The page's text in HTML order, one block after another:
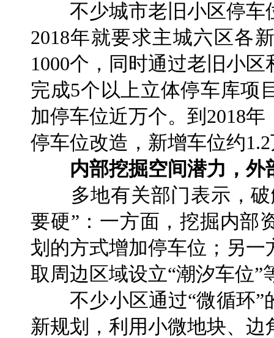
不少城市老旧小区停车
2018年就要求主城六区各
1000个，同时通过老旧小
完成5个以上立体停车库项
加停车位近万个。到2018
停车位改造，新增车位约
内部挖掘空间潜力，外
多地有关部门表示，破
要硬”：一方面，挖掘内部
划的方式增加停车位；另
取周边区域设立“潮汐车位”
不少小区通过“微循环”
新规划，利用小微地块、